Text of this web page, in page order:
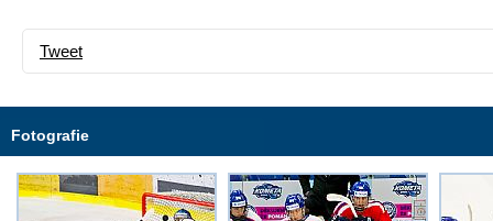
Tweet
Fotografie